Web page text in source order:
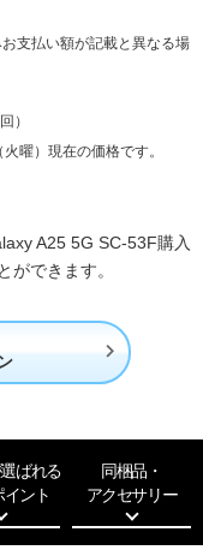
支払い額が記載と異なる場
）
曜）現在の価格です。
A25 5G SC-53F購入
ができます。

ばれる
イント
同梱品・
アクセサリー